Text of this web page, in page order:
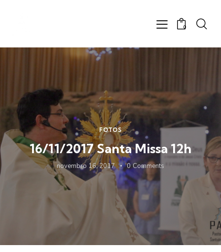
0
FOTOS
16/11/2017 Santa Missa 12h
novembro 16, 2017 0 Comments